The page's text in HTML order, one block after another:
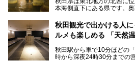
本海側直下にある県です。
界自然遺産に登録された白
国定公園を擁しています。
「あきたこまち」に代表さ
ハタハタ・しょっつる（魚
す。
秋田観光で出かける人
ルメも楽しめる 「天然
秋田駅から車で10分ほどの
時から深夜24時30分までの